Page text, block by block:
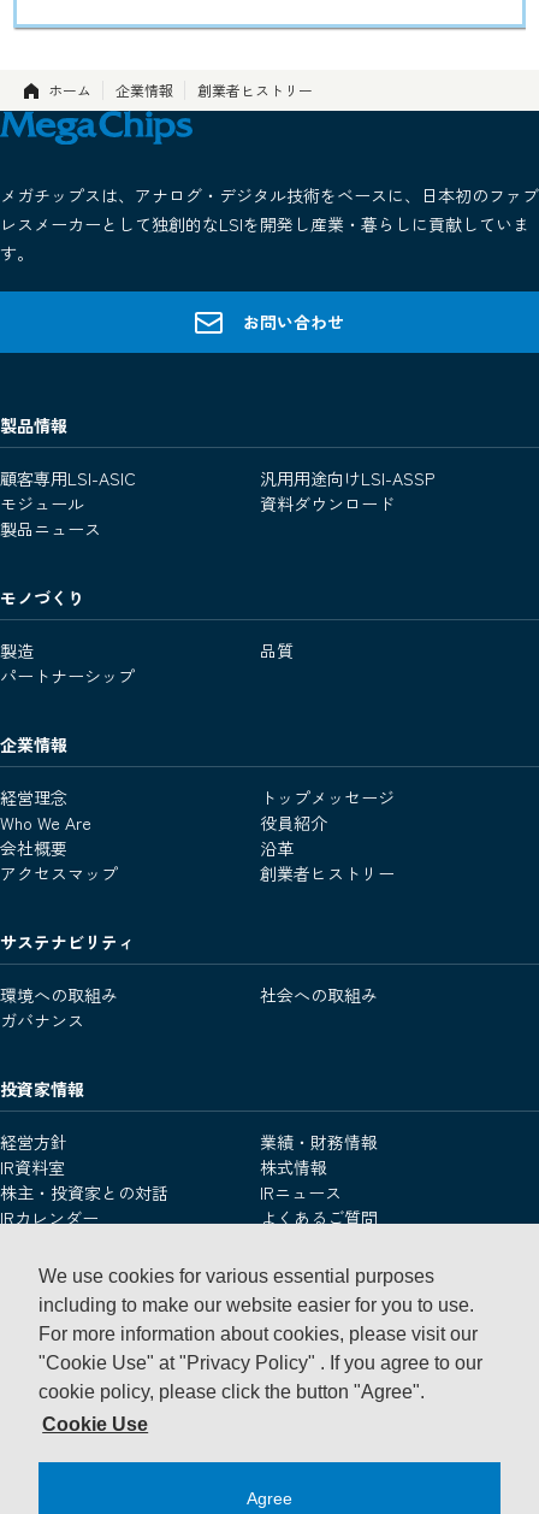
We use cookies for various essential purposes
including to make our website easier for you to use.
For more information about cookies, please visit our
"Cookie Use" at "Privacy Policy" . If you agree to our
cookie policy, please click the button "Agree".
Cookie Use
Agree
ホーム 企業情報 創業者ヒストリー
メガチップスは、アナログ・デジタル技術をベースに、日本初のファブ
レスメーカーとして独創的なLSIを開発し産業・暮らしに貢献していま
す。
お問い合わせ
製品情報
顧客専用LSI-ASIC
汎用用途向けLSI-ASSP
モジュール
資料ダウンロード
製品ニュース
モノづくり
製造
品質
パートナーシップ
企業情報
経営理念
トップメッセージ
Who We Are
役員紹介
会社概要
沿革
アクセスマップ
創業者ヒストリー
サステナビリティ
環境への取組み
社会への取組み
ガバナンス
投資家情報
経営方針
業績・財務情報
IR資料室
株式情報
株主・投資家との対話
IRニュース
IRカレンダー
よくあるご質問
免責事項
採用・インターンシップ情報
ニュースリリース